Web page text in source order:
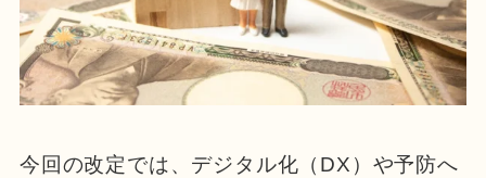
今回の改定では、デジタル化（DX）や予防へ